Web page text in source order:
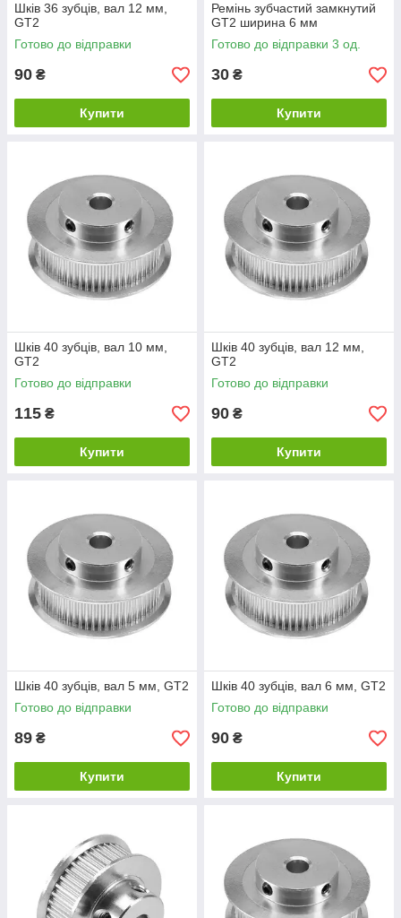
Шків 36 зубців, вал 12 мм,
GT2
Готово до відправки
90 ₴
Купити
Ремінь зубчастий замкнутий
GT2 ширина 6 мм
Готово до відправки 3 од.
30 ₴
Купити
Шків 40 зубців, вал 10 мм,
GT2
Готово до відправки
115 ₴
Купити
Шків 40 зубців, вал 12 мм,
GT2
Готово до відправки
90 ₴
Купити
Шків 40 зубців, вал 5 мм, GT2
Готово до відправки
89 ₴
Купити
Шків 40 зубців, вал 6 мм, GT2
Готово до відправки
90 ₴
Купити